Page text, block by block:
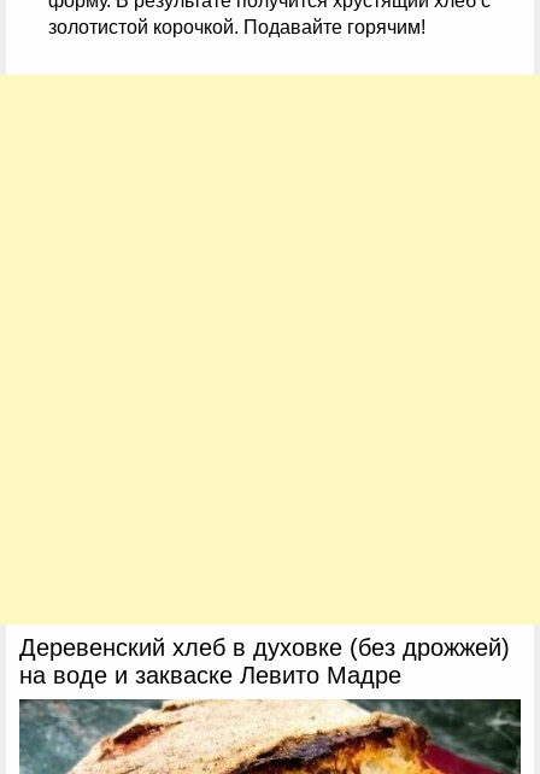
золотистой корочкой. Подавайте горячим!
Деревенский хлеб в духовке (без дрожжей)
на воде и закваске Левито Мадре